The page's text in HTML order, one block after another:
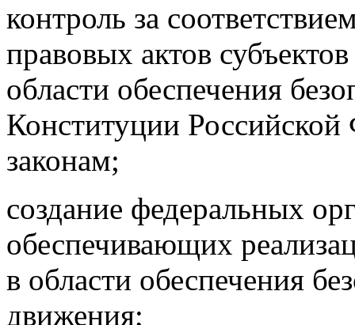
контроль за
правовых актов
области обеспечения
Конституции
законам;
создание федеральных
обеспечивающих
в области обеспечения
движения;